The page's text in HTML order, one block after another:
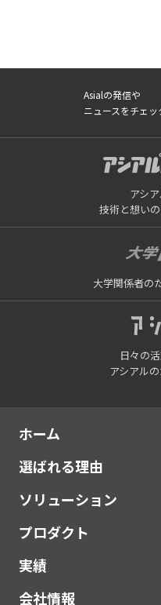
Asialの発信や
ニュースをチェッ
アシ
技術と想い
大学関係者の
日々の
アシアル
ホーム
選ばれる理由
ソリューション
プロダクト
実績
会社情報